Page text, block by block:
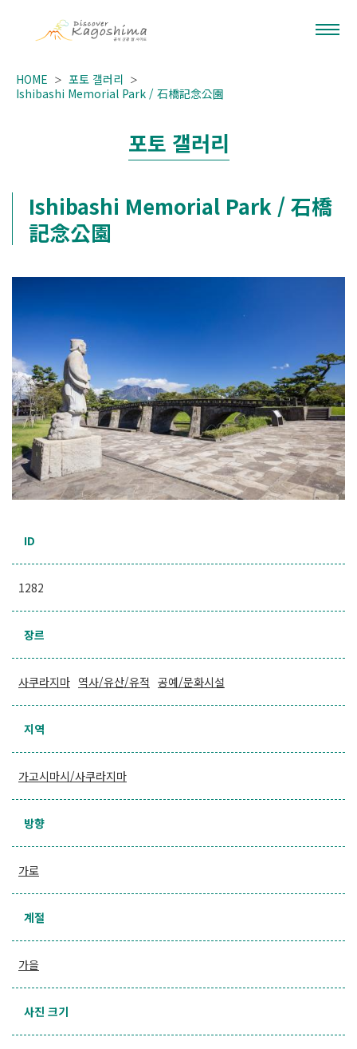
HOME
포토 갤러리
Ishibashi Memorial Park / 石橋記念公園
포토 갤러리
Ishibashi Memorial Park / 石橋
記念公園
ID
1282
장르
사쿠라지마 역사/유산/유적 공예/문화시설
지역
가고시마시/사쿠라지마
방향
가로
계절
가을
사진 크기